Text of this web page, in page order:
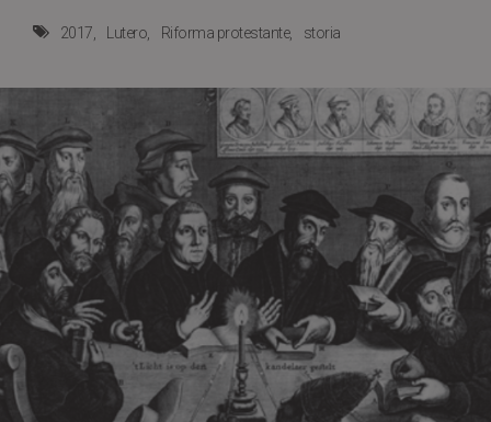
2017 Lutero Riforma protestante storia